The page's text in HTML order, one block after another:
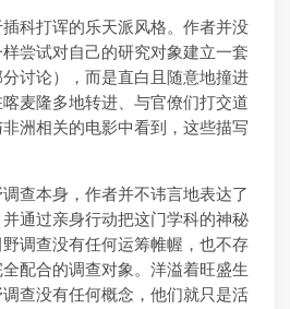
科打诨的乐天派风格。作者并没
尝试对自己的研究对象建立一套
讨论），而是直白且随意地撞进
麦隆多地转进、与官僚们打交道
洲相关的电影中看到，这些描写
查本身，作者并不讳言地表达了
通过亲身行动把这门学科的神秘
调查没有任何运筹帷幄，也不存
配合的调查对象。洋溢着旺盛生
查没有任何概念，他们就只是活